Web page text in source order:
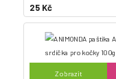
25 Kč
Zobrazit